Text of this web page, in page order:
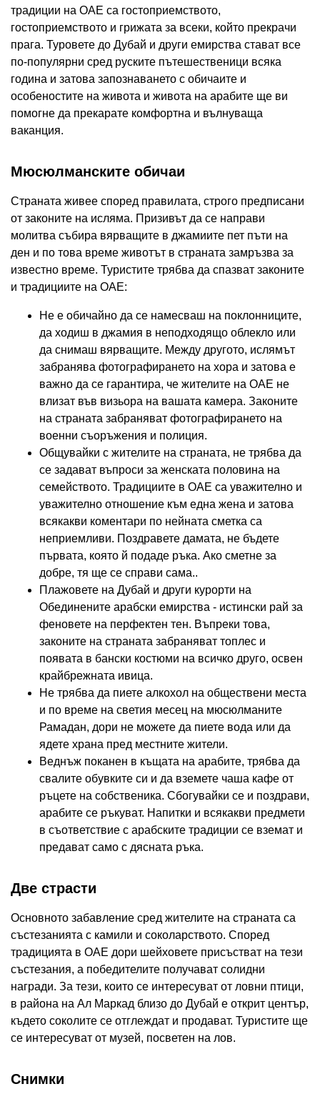
традиции на ОАЕ са гостоприемството,
гостоприемството и грижата за всеки, който прекрачи
прага. Туровете до Дубай и други емирства стават все
по-популярни сред руските пътешественици всяка
година и затова запознаването с обичаите и
особеностите на живота и живота на арабите ще ви
помогне да прекарате комфортна и вълнуваща
ваканция.
Мюсюлманските обичаи
Страната живее според правилата, строго предписани
от законите на исляма. Призивът да се направи
молитва събира вярващите в джамиите пет пъти на
ден и по това време животът в страната замръзва за
известно време. Туристите трябва да спазват законите
и традициите на ОАЕ:
Не е обичайно да се намесваш на поклонниците,
да ходиш в джамия в неподходящо облекло или
да снимаш вярващите. Между другото, ислямът
забранява фотографирането на хора и затова е
важно да се гарантира, че жителите на ОАЕ не
влизат във визьора на вашата камера. Законите
на страната забраняват фотографирането на
военни съоръжения и полиция.
Общувайки с жителите на страната, не трябва да
се задават въпроси за женската половина на
семейството. Традициите в ОАЕ са уважително и
уважително отношение към една жена и затова
всякакви коментари по нейната сметка са
неприемливи. Поздравете дамата, не бъдете
първата, която й подаде ръка. Ако сметне за
добре, тя ще се справи сама..
Плажовете на Дубай и други курорти на
Обединените арабски емирства - истински рай за
феновете на перфектен тен. Въпреки това,
законите на страната забраняват топлес и
появата в бански костюми на всичко друго, освен
крайбрежната ивица.
Не трябва да пиете алкохол на обществени места
и по време на светия месец на мюсюлманите
Рамадан, дори не можете да пиете вода или да
ядете храна пред местните жители.
Веднъж поканен в къщата на арабите, трябва да
свалите обувките си и да вземете чаша кафе от
ръцете на собственика. Сбогувайки се и поздрави,
арабите се ръкуват. Напитки и всякакви предмети
в съответствие с арабските традиции се вземат и
предават само с дясната ръка.
Две страсти
Основното забавление сред жителите на страната са
състезанията с камили и соколарството. Според
традицията в ОАЕ дори шейховете присъстват на тези
състезания, а победителите получават солидни
награди. За тези, които се интересуват от ловни птици,
в района на Ал Маркад близо до Дубай е открит център,
където соколите се отглеждат и продават. Туристите ще
се интересуват от музей, посветен на лов.
Снимки